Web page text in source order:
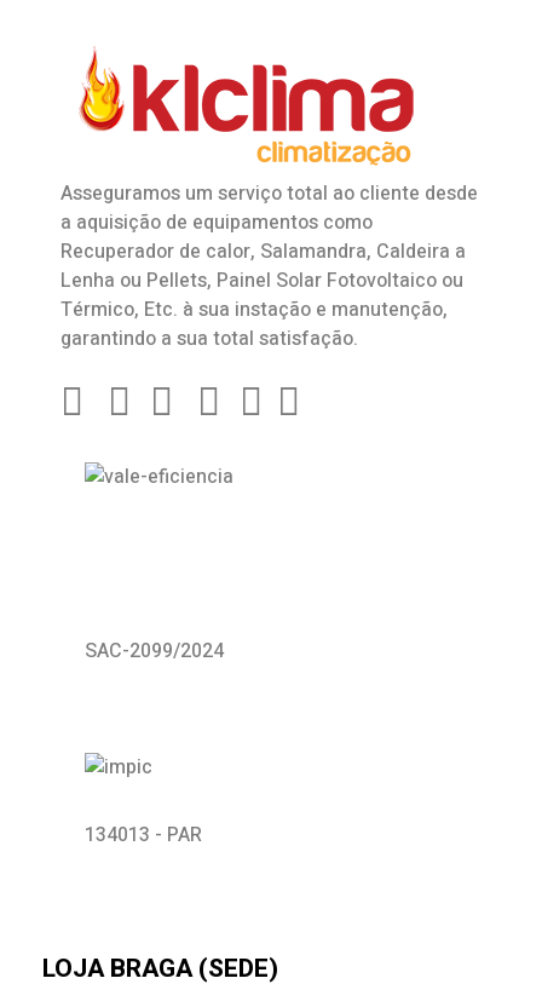
Asseguramos um serviço total ao cliente desde
a aquisição de equipamentos como
Recuperador de calor, Salamandra, Caldeira a
Lenha ou Pellets, Painel Solar Fotovoltaico ou
Térmico, Etc. à sua instação e manutenção,
garantindo a sua total satisfação.
SAC-2099/2024
134013 - PAR
LOJA BRAGA (SEDE)